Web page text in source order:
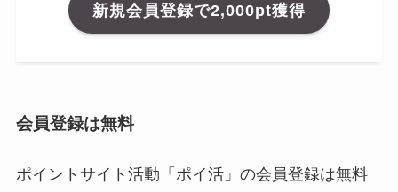
新規会員登録で2,000pt獲得
会員登録は無料
ポイントサイト活動「ポイ活」の会員登録は無料